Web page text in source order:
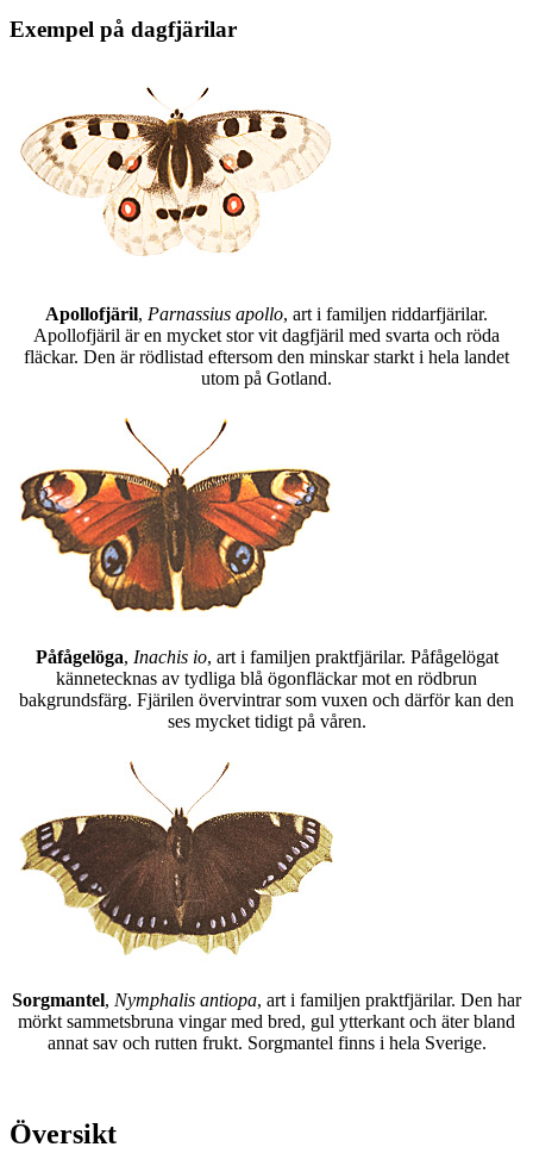
Exempel på dagfjärilar
Apollofjäril, Parnassius apollo, art i familjen riddarfjärilar.
Apollofjäril är en mycket stor vit dagfjäril med svarta och röda
fläckar. Den är rödlistad eftersom den minskar starkt i hela landet
utom på Gotland.
Påfågelöga, Inachis io, art i familjen praktfjärilar. Påfågelögat
kännetecknas av tydliga blå ögonfläckar mot en rödbrun
bakgrundsfärg. Fjärilen övervintrar som vuxen och därför kan den
ses mycket tidigt på våren.
Sorgmantel, Nymphalis antiopa, art i familjen praktfjärilar. Den har
mörkt sammetsbruna vingar med bred, gul ytterkant och äter bland
annat sav och rutten frukt. Sorgmantel finns i hela Sverige.
Översikt